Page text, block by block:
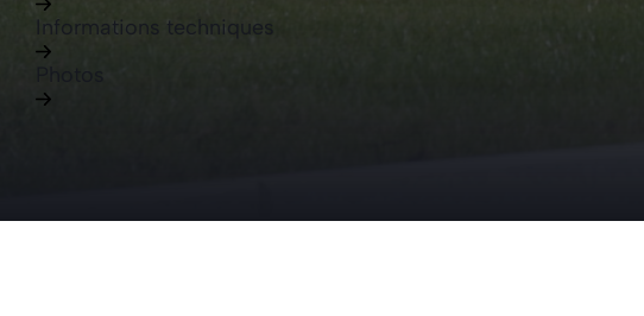
Informations techniques